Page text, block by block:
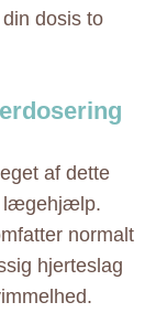
dosis to
af dette
lægehjælp.
normalt
hjerteslag